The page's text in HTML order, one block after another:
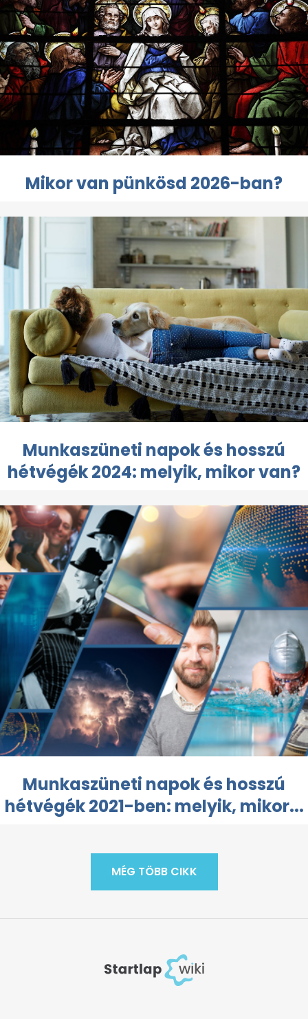
Mikor van pünkösd 2026-ban?
Munkaszüneti napok és hosszú
hétvégék 2024: melyik, mikor van?
Munkaszüneti napok és hosszú
hétvégék 2021-ben: melyik, mikor...
MÉG TÖBB CIKK